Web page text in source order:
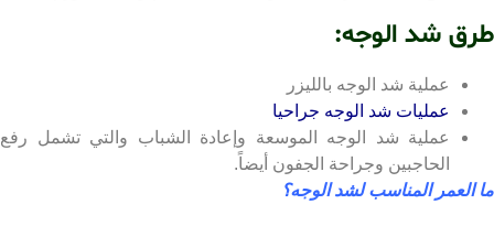
شد الوجه:
عملية شد الوجه بالليزر
عمليات شد الوجه جراحيا
عملية شد الوجه الموسعة وإعادة الشباب والتي تشمل رفع
الحاجبين وجراحة الجفون أيضاً.
المناسب لشد الوجه؟